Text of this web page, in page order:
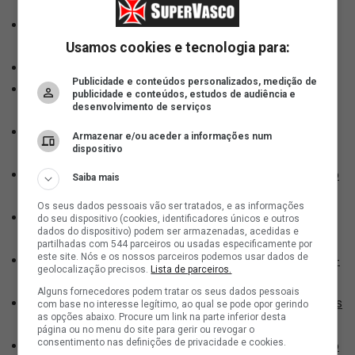
Rival: O que esperar do Independiente Medellín,
adversário do Vasco na Sula | 17h23
AV+: 777 no caminho, o impasse para resolver a SAF e o
futuro do Vasco | 17h34
Feminino: Lourdes volta a ser convocada para a Seleção
Paraguaia | 17h36
Especialista fala sobre a entrada da 777 na justiça; vídeo
Vascaíno marcou presença em jogo histórico entre João
Fonseca e Djokovic | 19h34
A provável escalação do Vasco para enfrentar o Atlético-
Feminino: Pretinha é a nova embaixadora do projeto Crias
da Colina | 19h59
Feminino: Pretinha: 'Todos sabem o carinho que eu tenho
Usamos cookies e tecnologia para:
Publicidade e conteúdos personalizados, medição de
publicidade e conteúdos, estudos de audiência e
desenvolvimento de serviços
Armazenar e/ou aceder a informações num
dispositivo
Saiba mais
Os seus dados pessoais vão ser tratados, e as informações
do seu dispositivo (cookies, identificadores únicos e outros
dados do dispositivo) podem ser armazenadas, acedidas e
partilhadas com 544 parceiros ou usadas especificamente por
este site. Nós e os nossos parceiros podemos usar dados de
geolocalização precisos. Lista de parceiros.
Alguns fornecedores podem tratar os seus dados pessoais
com base no interesse legítimo, ao qual se pode opor gerindo
as opções abaixo. Procure um link na parte inferior desta
página ou no menu do site para gerir ou revogar o
consentimento nas definições de privacidade e cookies.